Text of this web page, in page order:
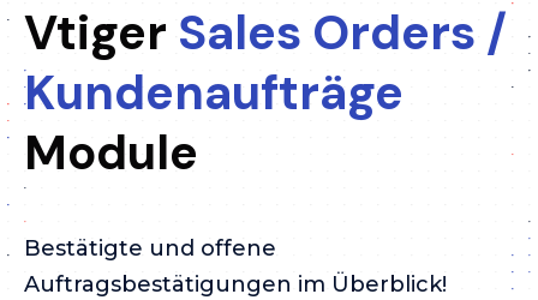
Vtiger Sales Orders /
Kundenaufträge
Module
Bestätigte und offene
Auftragsbestätigungen im Überblick!